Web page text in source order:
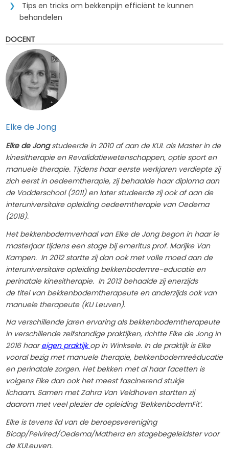
Tips en tricks om bekkenpijn efficiënt te kunnen
behandelen
DOCENT
Elke de Jong
Elke de Jongstudeerde in 2010 af aan de KUL als Master in de
kinesitherapie en Revalidatiewetenschappen, optie sport en
manuele therapie. Tijdens haar eerste werkjaren verdiepte zij
zich eerst in oedeemtherapie, zij behaalde haar diploma aan
de Vodderschool (2011) en later studeerde zij ook af aan de
interuniversitaire opleiding oedeemtherapie van Oedema
(2018).
Het bekkenbodemverhaal van Elke de Jong begon in haar 1e
masterjaar tijdens een stage bij emeritus prof. Marijke Van
Kampen. In 2012 startte zij dan ook met volle moed aan de
interuniversitaire opleiding bekkenbodemre-educatie en
perinatale kinesitherapie. In 2013 behaalde zij enerzijds
de titel van bekkenbodemtherapeute en anderzijds ook van
manuele therapeute (KU Leuven).
Na verschillende jaren ervaring als bekkenbodemtherapeute
in verschillende zelfstandige praktijken, richtte Elke de Jong in
2016 haareigen praktijkop in Winksele. In de praktijk is Elke
vooral bezig met manuele therapie, bekkenbodemreëducatie
en perinatale zorgen. Het bekken met al haar facetten is
volgens Elke dan ook het meest fascinerend stukje
lichaam. Samen met Zahra Van Veldhoven startten zij
daarom met veel plezier de opleiding ‘BekkenbodemFit’.
Elke is tevens lid van de beroepsvereniging
Bicap/Pelvired/Oedema/Mathera en stagebegeleidster voor
de KULeuven.